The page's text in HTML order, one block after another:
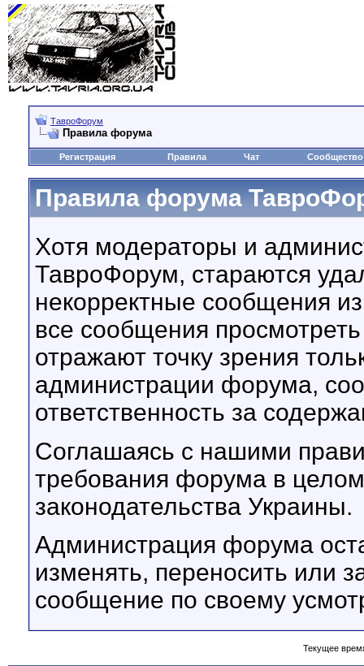
ТавроФорум
Правила форума
Регистрация Правила Чат Сообщество
Правила форума
Хотя модераторы и
ТавроФорум, стараются
некорректные сообщения
все сообщения
отражают точку зрения
администрации форума,
ответственность за
Соглашаясь с нашими
требования форума в
законодательства Украины.
Администрация форума
изменять, переносить или
сообщение по своему
Текущее